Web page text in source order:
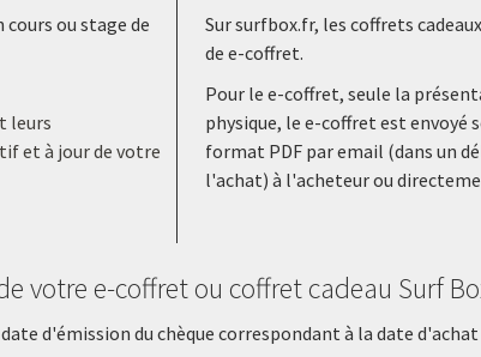
ou stage de
leurs
et à jour de votre
Sur surfbox.fr, les coffrets
de e-coffret.
Pour le e-coffret, seule la
physique, le e-coffret est envoyé
format PDF par email (dans un
l'achat) à l'acheteur ou
votre e-coffret ou coffret cadeau Surf
d'émission du chèque correspondant à la date